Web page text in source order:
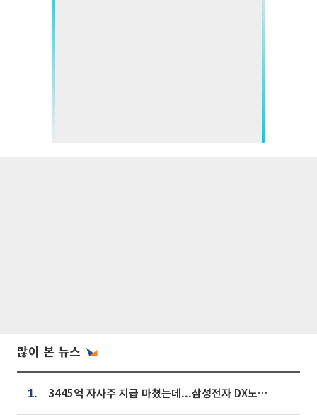
많이 본 뉴스
1. 3445억 자사주 지급 마쳤는데...삼성전자 DX노조, 뒤늦은 '떼쓰기 집회'